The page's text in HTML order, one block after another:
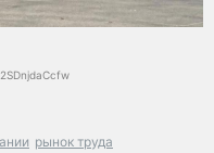
рынок труда